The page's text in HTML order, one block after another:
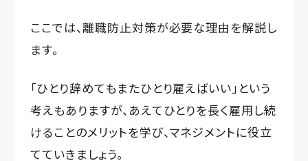
ここでは、離職防止対策が必要な理由を解説し
ます。
「ひとり辞めてもまたひとり雇えばいい」という
考えもありますが、あえてひとりを長く雇用し続
けることのメリットを学び、マネジメントに役立
てていきましょう。